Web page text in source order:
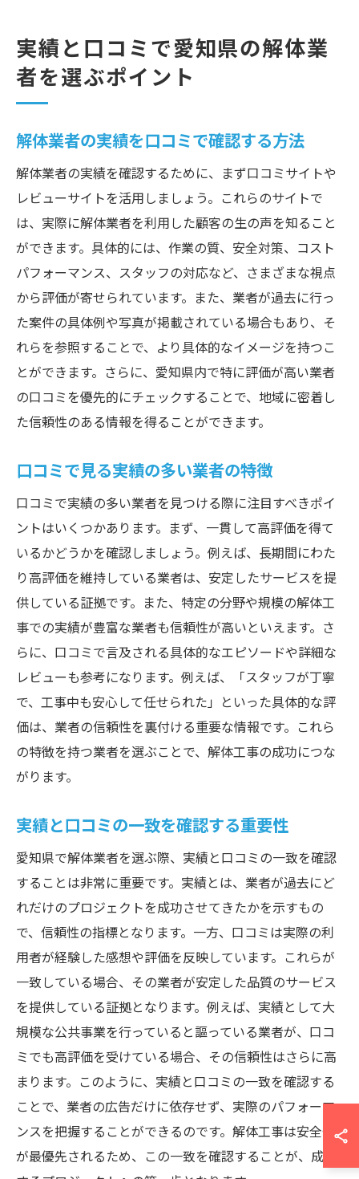
実績と口コミで愛知県の解体業
者を選ぶポイント
解体業者の実績を口コミで確認する方法
解体業者の実績を確認するために、まず口コミサイトや
レビューサイトを活用しましょう。これらのサイトで
は、実際に解体業者を利用した顧客の生の声を知ること
ができます。具体的には、作業の質、安全対策、コスト
パフォーマンス、スタッフの対応など、さまざまな視点
から評価が寄せられています。また、業者が過去に行っ
た案件の具体例や写真が掲載されている場合もあり、そ
れらを参照することで、より具体的なイメージを持つこ
とができます。さらに、愛知県内で特に評価が高い業者
の口コミを優先的にチェックすることで、地域に密着し
た信頼性のある情報を得ることができます。
口コミで見る実績の多い業者の特徴
口コミで実績の多い業者を見つける際に注目すべきポイ
ントはいくつかあります。まず、一貫して高評価を得て
いるかどうかを確認しましょう。例えば、長期間にわた
り高評価を維持している業者は、安定したサービスを提
供している証拠です。また、特定の分野や規模の解体工
事での実績が豊富な業者も信頼性が高いといえます。さ
らに、口コミで言及される具体的なエピソードや詳細な
レビューも参考になります。例えば、「スタッフが丁寧
で、工事中も安心して任せられた」といった具体的な評
価は、業者の信頼性を裏付ける重要な情報です。これら
の特徴を持つ業者を選ぶことで、解体工事の成功につな
がります。
実績と口コミの一致を確認する重要性
愛知県で解体業者を選ぶ際、実績と口コミの一致を確認
することは非常に重要です。実績とは、業者が過去にど
れだけのプロジェクトを成功させてきたかを示すもの
で、信頼性の指標となります。一方、口コミは実際の利
用者が経験した感想や評価を反映しています。これらが
一致している場合、その業者が安定した品質のサービス
を提供している証拠となります。例えば、実績として大
規模な公共事業を行っていると謳っている業者が、口コ
ミでも高評価を受けている場合、その信頼性はさらに高
まります。このように、実績と口コミの一致を確認する
ことで、業者の広告だけに依存せず、実際のパフォーマ
ンスを把握することができるのです。解体工事は安全性
が最優先されるため、この一致を確認することが、成功